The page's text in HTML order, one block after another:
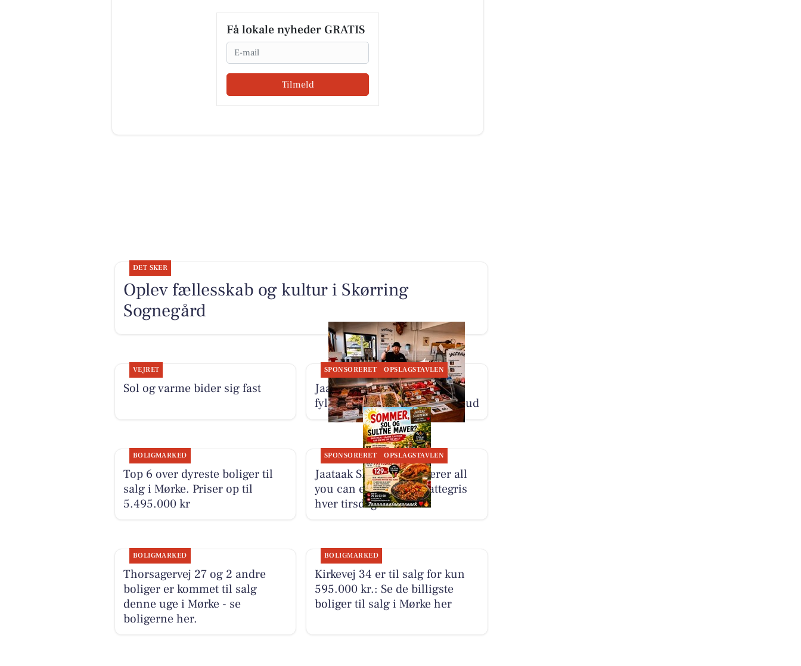
Få lokale nyheder GRATIS
Email
Tilmeld
DET SKER
Oplev fællesskab og kultur i Skørring
Sognegård
VEJRET
Sol og varme bider sig fast
SPONSORERET OPSLAGSTAVLEN
Jaataak Slagteren har disken
fyldt med kød og weekendtilbud
BOLIGMARKED
Top 6 over dyreste boliger til
salg i Mørke. Priser op til
5.495.000 kr
SPONSORERET OPSLAGSTAVLEN
Jaataak Slagteren serverer all
you can eat helstegt pattegris
hver tirsdag
BOLIGMARKED
Thorsagervej 27 og 2 andre
boliger er kommet til salg
denne uge i Mørke - se
boligerne her.
BOLIGMARKED
Kirkevej 34 er til salg for kun
595.000 kr.: Se de billigste
boliger til salg i Mørke her